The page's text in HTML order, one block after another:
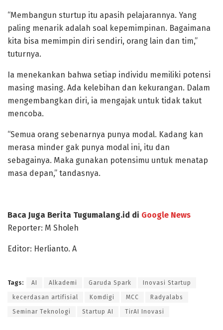
“Membangun sturtup itu apasih pelajarannya. Yang
paling menarik adalah soal kepemimpinan. Bagaimana
kita bisa memimpin diri sendiri, orang lain dan tim,”
tuturnya.
Ia menekankan bahwa setiap individu memiliki potensi
masing masing. Ada kelebihan dan kekurangan. Dalam
mengembangkan diri, ia mengajak untuk tidak takut
mencoba.
“Semua orang sebenarnya punya modal. Kadang kan
merasa minder gak punya modal ini, itu dan
sebagainya. Maka gunakan potensimu untuk menatap
masa depan,” tandasnya.
Baca Juga Berita Tugumalang.id di Google News
Reporter: M Sholeh
Editor: Herlianto. A
Tags: AI Alkademi Garuda Spark Inovasi Startup
kecerdasan artifisial Komdigi MCC Radyalabs
Seminar Teknologi Startup AI TirAI Inovasi